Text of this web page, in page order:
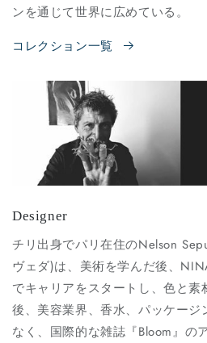
ンを通じて世界に広めている。
コレクション一覧
Designer
チリ出身でパリ在住のNelson
ヴェダ)は、美術を学んだ後、
でキャリアをスタートし、色と
後、美容業界、香水、パッケー
なく、国際的な雑誌『Bloom』の